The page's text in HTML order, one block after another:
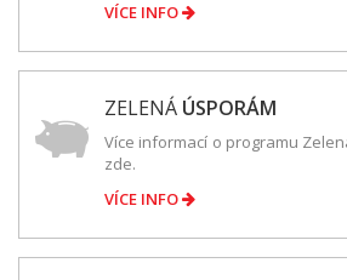
VÍCE INFO
ZELENÁ ÚSPORÁM
Více informací o programu
zde.
VÍCE INFO